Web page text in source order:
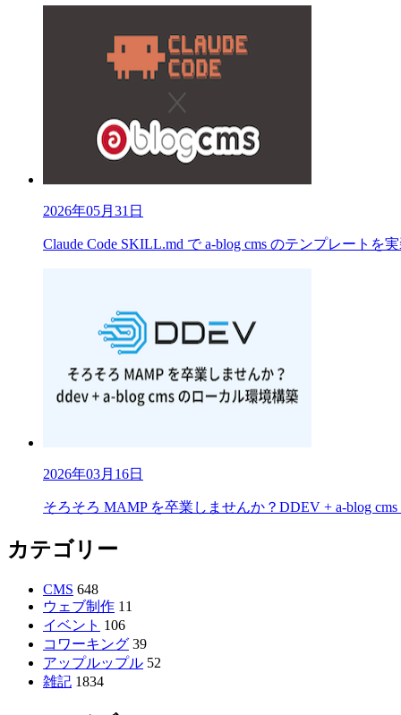
2026年05月31日
Claude Code SKILL.md で a-blog cms のテンプレートを
2026年03月16日
そろそろ MAMP を卒業しませんか？DDEV + a-blog
カテゴリー
CMS 648
ウェブ制作 11
イベント 106
コワーキング 39
アップルップル 52
雑記 1834